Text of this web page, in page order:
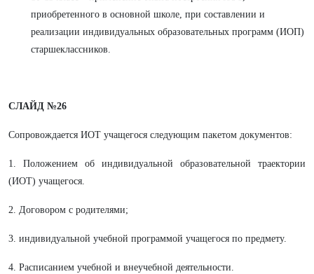
приобретенного в основной школе, при составлении и
реализации индивидуальных образовательных программ (ИОП)
старшеклассников.
СЛАЙД №26
Сопровождается ИОТ учащегося следующим пакетом документов:
1. Положением
об индивидуальной образовательной траектории
(ИОТ) учащегося.
2. Договором с родителями;
3. индивидуальной учебной программой учащегося по предмету.
4. Расписанием учебной и внеучебной деятельности.